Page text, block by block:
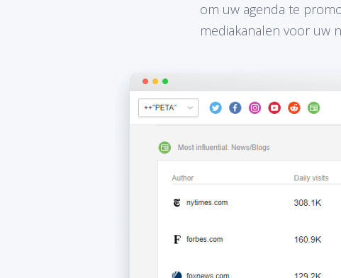
om uw agenda te
mediakanalen voor uw